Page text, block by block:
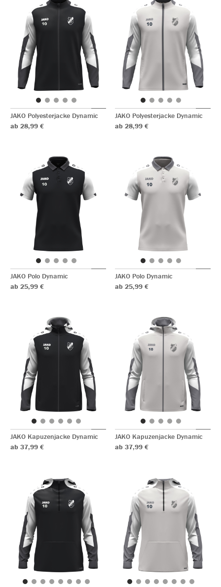
JAKO Polyesterjacke Dynamic
ab 28,99 €
JAKO Polyesterjacke Dynamic
ab 28,99 €
JAKO Polo Dynamic
ab 25,99 €
JAKO Polo Dynamic
ab 25,99 €
JAKO Kapuzenjacke Dynamic
ab 37,99 €
JAKO Kapuzenjacke Dynamic
ab 37,99 €